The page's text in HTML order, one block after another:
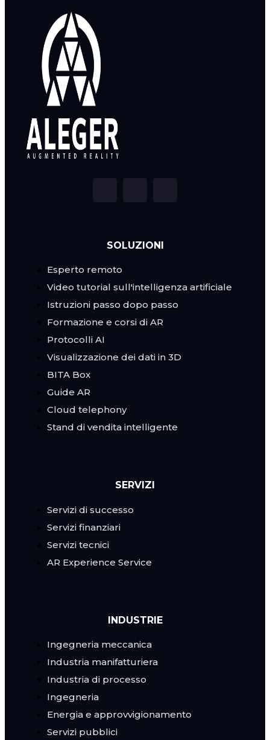
SOLUZIONI
Esperto remoto
Video tutorial sull'intelligenza artificiale
Istruzioni passo dopo passo
Formazione e corsi di AR
Protocolli AI
Visualizzazione dei dati in 3D
BITA Box
Guide AR
Cloud telephony
Stand di vendita intelligente
SERVIZI
Servizi di successo
Servizi finanziari
Servizi tecnici
AR Experience Service
INDUSTRIE
Ingegneria meccanica
Industria manifatturiera
Industria di processo
Ingegneria
Energia e approvvigionamento
Servizi pubblici